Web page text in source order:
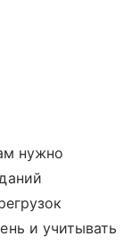
нужно
и учитывать